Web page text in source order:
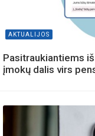
AKTUALIJOS
Pasitraukiantiems
įmokų dalis virs